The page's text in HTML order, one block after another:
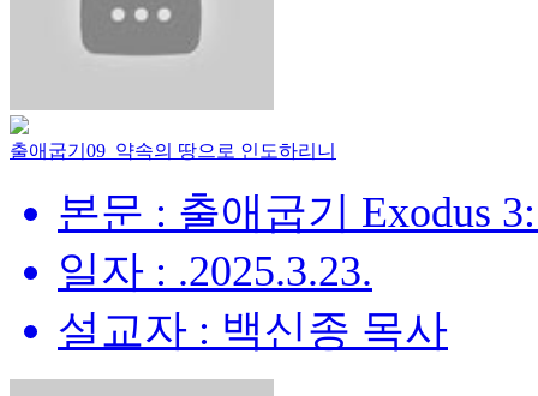
출애굽기09_약속의 땅으로 인도하리니
본문 : 출애굽기 Exodus
일자 : .2025.3.23.
설교자 : 백신종 목사